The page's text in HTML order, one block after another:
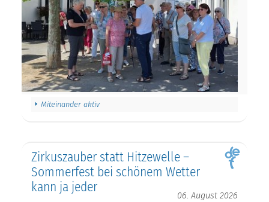
Miteinander aktiv
Zirkuszauber statt Hitzewelle –
Sommerfest bei schönem Wetter
kann ja jeder
06. August 2026